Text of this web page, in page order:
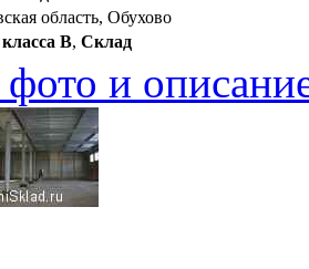
область, Обухово
B, Склад
и